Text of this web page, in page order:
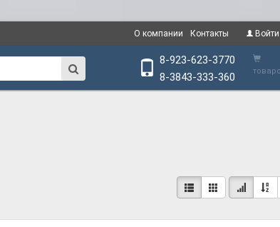
Войти
О компании Контакты
8-923-623-3770
8-3843-333-360